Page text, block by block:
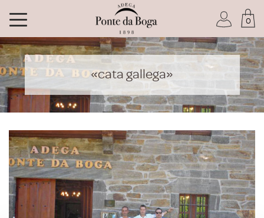
Soy socio del Club
He olvidado mi contraseña
ACCEDER
0
«cata gallega»